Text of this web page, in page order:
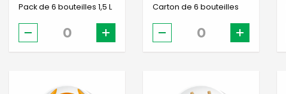
Pack de 6 bouteilles 1,5 L Carton de 6 bouteilles